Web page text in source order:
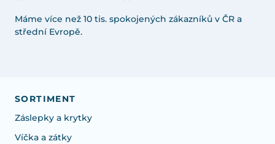
Máme více než 10 tis. spokojených zákazníků v ČR a
střední Evropě.
SORTIMENT
Záslepky a krytky
Víčka a zátky